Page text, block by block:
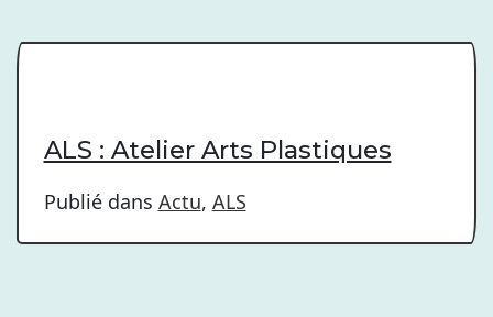
ALS : Atelier Arts Plastiques
Publié dans Actu, ALS